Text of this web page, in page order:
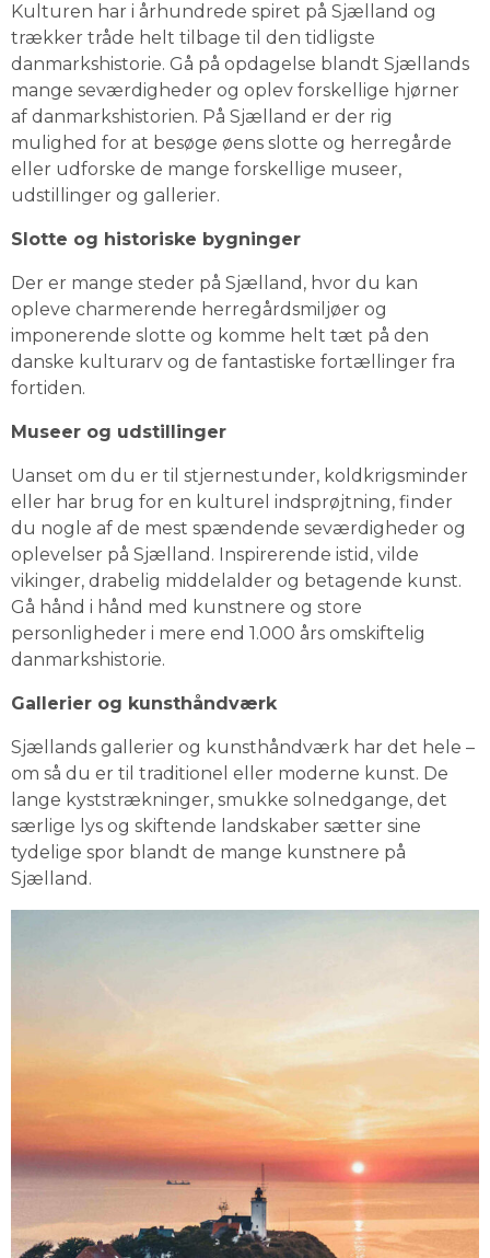
Kulturen har i århundrede spiret på Sjælland og
trækker tråde helt tilbage til den tidligste
danmarkshistorie. Gå på opdagelse blandt Sjællands
mange seværdigheder og oplev forskellige hjørner
af danmarkshistorien. På Sjælland er der rig
mulighed for at besøge øens slotte og herregårde
eller udforske de mange forskellige museer,
udstillinger og gallerier.
Slotte og historiske bygninger
Der er mange steder på Sjælland, hvor du kan
opleve charmerende herregårdsmiljøer og
imponerende slotte og komme helt tæt på den
danske kulturarv og de fantastiske fortællinger fra
fortiden.
Museer og udstillinger
Uanset om du er til stjernestunder, koldkrigsminder
eller har brug for en kulturel indsprøjtning, finder
du nogle af de mest spændende seværdigheder og
oplevelser på Sjælland. Inspirerende istid, vilde
vikinger, drabelig middelalder og betagende kunst.
Gå hånd i hånd med kunstnere og store
personligheder i mere end 1.000 års omskiftelig
danmarkshistorie.
Gallerier og kunsthåndværk
Sjællands gallerier og kunsthåndværk har det hele –
om så du er til traditionel eller moderne kunst. De
lange kyststrækninger, smukke solnedgange, det
særlige lys og skiftende landskaber sætter sine
tydelige spor blandt de mange kunstnere på
Sjælland.